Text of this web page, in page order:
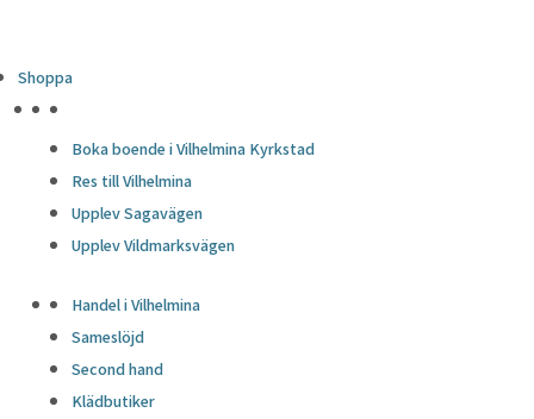
Shoppa
Boka boende i Vilhelmina Kyrkstad
Res till Vilhelmina
Upplev Sagavägen
Upplev Vildmarksvägen
Handel i Vilhelmina
Sameslöjd
Second hand
Klädbutiker